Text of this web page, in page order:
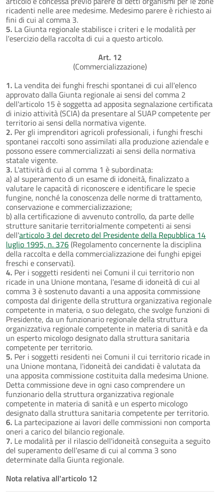
ricadenti nelle aree medesime. Medesimo parere è richiesto ai
fini di cui al comma 3.
5. La Giunta regionale stabilisce i criteri e le modalità per
l'esercizio della raccolta di cui a questo articolo.
Art. 12
(Commercializzazione)
1. La vendita dei funghi freschi spontanei di cui all'elenco
approvato dalla Giunta regionale ai sensi del comma 2
dell'articolo 15 è soggetta ad apposita segnalazione certificata
di inizio attività (SCIA) da presentare al SUAP competente per
territorio ai sensi della normativa vigente.
2. Per gli imprenditori agricoli professionali, i funghi freschi
spontanei raccolti sono assimilati alla produzione aziendale e
possono essere commercializzati ai sensi della normativa
statale vigente.
3. L'attività di cui al comma 1 è subordinata:
a) al superamento di un esame di idoneità, finalizzato a
valutare le capacità di riconoscere e identificare le specie
fungine, nonché la conoscenza delle norme di trattamento,
conservazione e commercializzazione;
b) alla certificazione di avvenuto controllo, da parte delle
strutture sanitarie territorialmente competenti ai sensi
dell'articolo 3 del decreto del Presidente della Repubblica 14
luglio 1995, n. 376(Regolamento concernente la disciplina
della raccolta e della commercializzazione dei funghi epigei
freschi e conservati).
4. Per i soggetti residenti nei Comuni il cui territorio non
ricade in una Unione montana, l'esame di idoneità di cui al
comma 3 è sostenuto davanti a una apposita commissione
composta dal dirigente della struttura organizzativa regionale
competente in materia, o suo delegato, che svolge funzioni di
Presidente, da un funzionario regionale della struttura
organizzativa regionale competente in materia di sanità e da
un esperto micologo designato dalla struttura sanitaria
competente per territorio.
5. Per i soggetti residenti nei Comuni il cui territorio ricade in
una Unione montana, l'idoneità dei candidati è valutata da
una apposita commissione costituita dalla medesima Unione.
Detta commissione deve in ogni caso comprendere un
funzionario della struttura organizzativa regionale
competente in materia di sanità e un esperto micologo
designato dalla struttura sanitaria competente per territorio.
6. La partecipazione ai lavori delle commissioni non comporta
oneri a carico del bilancio regionale.
7. Le modalità per il rilascio dell'idoneità conseguita a seguito
del superamento dell'esame di cui al comma 3 sono
determinate dalla Giunta regionale.
Nota relativa all'articolo 12